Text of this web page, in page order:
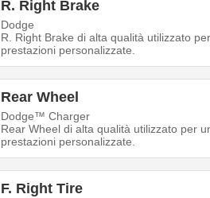
R. Right Brake
Dodge
R. Right Brake di alta qualità utilizzato
prestazioni personalizzate.
Rear Wheel
Dodge™ Charger
Rear Wheel di alta qualità utilizzato per
prestazioni personalizzate.
F. Right Tire